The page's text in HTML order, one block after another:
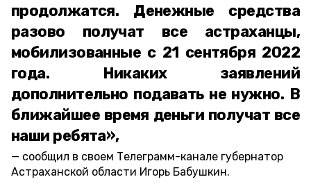
продолжатся. Денежные средства
разово получат все астраханцы,
мобилизованные с 21 сентября 2022
года. Никаких заявлений
дополнительно подавать не нужно. В
ближайшее время деньги получат все
наши ребята»,
сообщил в своем Телеграмм-канале губернатор
Астраханской области Игорь Бабушкин.